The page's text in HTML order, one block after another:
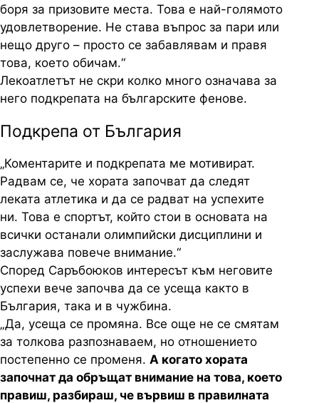
боря за призовите места. Това е най-голямото
удовлетворение. Не става въпрос за пари или
нещо друго – просто се забавлявам и правя
това, което обичам.“
Лекоатлетът не скри колко много означава за
него подкрепата на българските фенове.
Подкрепа от България
„Коментарите и подкрепата ме мотивират.
Радвам се, че хората започват да следят
леката атлетика и да се радват на успехите
ни. Това е спортът, който стои в основата на
всички останали олимпийски дисциплини и
заслужава повече внимание.“
Според Саръбоюков интересът към неговите
успехи вече започва да се усеща както в
България, така и в чужбина.
„Да, усеща се промяна. Все още не се смятам
за толкова разпознаваем, но отношението
постепенно се променя. А когато хората
започнат да обръщат внимание на това, което
правиш, разбираш, че вървиш в правилната